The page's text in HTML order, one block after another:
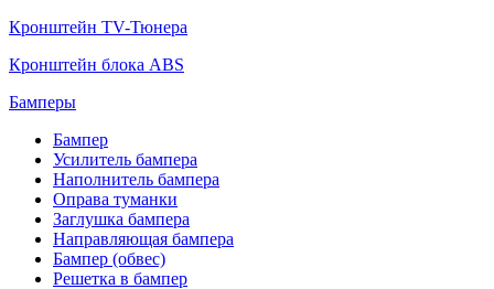
Кронштейн TV-Тюнера
Кронштейн блока ABS
Бамперы
Бампер
Усилитель бампера
Наполнитель бампера
Оправа туманки
Заглушка бампера
Направляющая бампера
Бампер (обвес)
Решетка в бампер